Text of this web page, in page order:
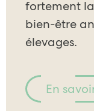
fortement
bien-être
élevages.
En